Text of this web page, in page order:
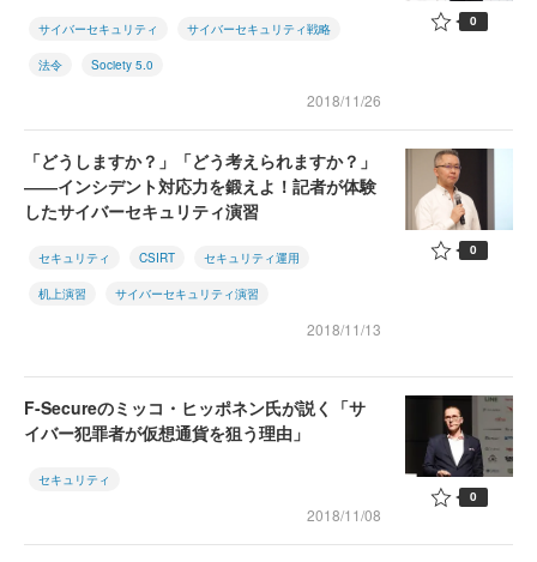
サイバーセキュリティ サイバーセキュリティ戦略
法令 Society 5.0
2018/11/26
0
「どうしますか？」「どう考えられますか？」
――インシデント対応力を鍛えよ！記者が体験
したサイバーセキュリティ演習
セキュリティ CSIRT セキュリティ運用
机上演習 サイバーセキュリティ演習
2018/11/13
0
F-Secureのミッコ・ヒッポネン氏が説く「サ
イバー犯罪者が仮想通貨を狙う理由」
セキュリティ
2018/11/08
0